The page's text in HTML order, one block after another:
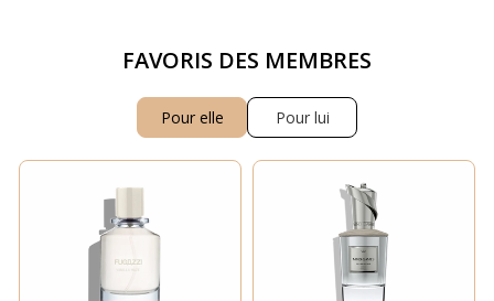
FAVORIS DES MEMBRES
Pour elle Pour lui